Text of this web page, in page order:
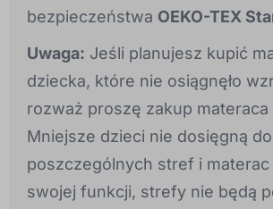
bezpieczeństwa OEKO-TEX
Uwaga: Jeśli planujesz kupić
dziecka, które nie osiągnęło
rozważ proszę zakup
Mniejsze dzieci nie dosięgną do
poszczególnych stref i materac
swojej funkcji, strefy nie będą